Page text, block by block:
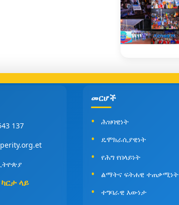
137
ላይ
መርሆች
ሕዝባዊነት
ዴሞክራሲያዊነት
የሕግ የበላይነት
ልማትና ፍትሐዊ ተጠቃሚነት
ተግባራዊ እውነታ